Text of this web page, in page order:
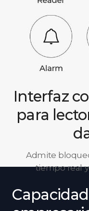
Interfaz
para
Admite
tiempo real